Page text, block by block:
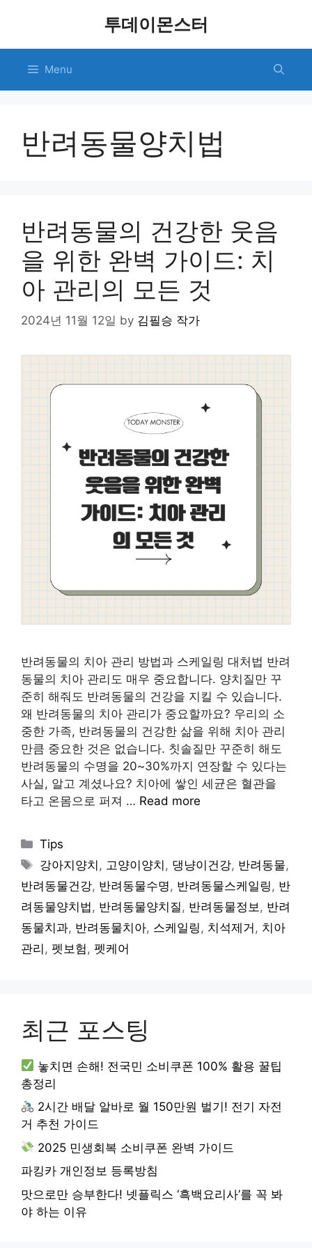
투데이몬스터
Menu
반려동물양치법
반려동물의 건강한 웃음
을 위한 완벽 가이드: 치
아 관리의 모든 것
2024년 11월 12일 by 김필승 작가
반려동물의 치아 관리 방법과 스케일링 대처법 반려
동물의 치아 관리도 매우 중요합니다. 양치질만 꾸
준히 해줘도 반려동물의 건강을 지킬 수 있습니다.
왜 반려동물의 치아 관리가 중요할까요? 우리의 소
중한 가족, 반려동물의 건강한 삶을 위해 치아 관리
만큼 중요한 것은 없습니다. 칫솔질만 꾸준히 해도
반려동물의 수명을 20~30%까지 연장할 수 있다는
사실, 알고 계셨나요? 치아에 쌓인 세균은 혈관을
타고 온몸으로 퍼져 … Read more
Categories
Tips
Tags
강아지양치 , 고양이양치 , 댕냥이건강, 반려동물,
반려동물건강, 반려동물수명 , 반려동물스케일링 , 반
려동물양치법 , 반려동물양치질 , 반려동물정보 , 반려
동물치과, 반려동물치아, 스케일링 , 치석제거 , 치아
관리 , 펫보험 , 펫케어
최근 포스팅
놓치면 손해! 전국민 소비쿠폰 100% 활용 꿀팁
총정리
2시간 배달 알바로 월 150만원 벌기! 전기 자전
거 추천 가이드
2025 민생회복 소비쿠폰 완벽 가이드
파킹카 개인정보 등록방침
맛으로만 승부한다! 넷플릭스 ‘흑백요리사’를 꼭 봐
야 하는 이유